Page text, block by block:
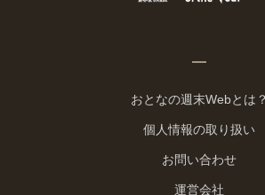
おとなの週末Webとは？
個人情報の取り扱い
お問い合わせ
運営会社